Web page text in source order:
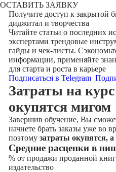
ОСТАВИТЬ ЗАЯВКУ
Получите доступ к закрытой
диджитал и творчества
Читайте статьи о последних
экспертами трендовые
гайды и чек-листы.
информации, применяйте
для старта и роста в карьере
Подписаться в Telegram
Затраты на курс
окупятся мигом
Завершив обучение, Вы
начнете брать заказы уже во
поэтому затраты окупятся, а
Cредние расценки в
% от продажи проданной
издательство